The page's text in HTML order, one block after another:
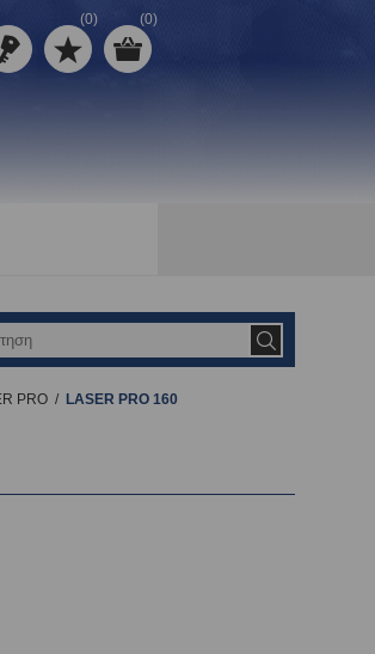
(0) (0)
PRO / LASER PRO 160